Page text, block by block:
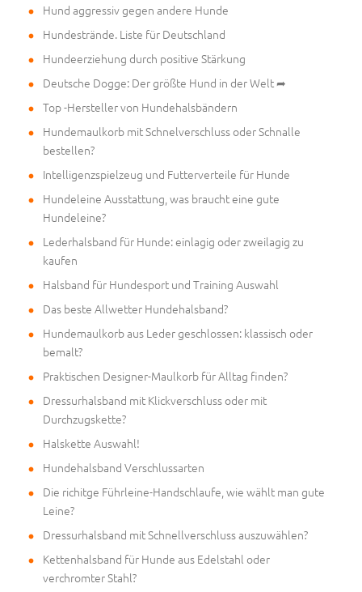
Hund aggressiv gegen andere Hunde
Hundestrände. Liste für Deutschland
Hundeerziehung durch positive Stärkung
Deutsche Dogge: Der größte Hund in der Welt ➦
Top -Hersteller von Hundehalsbändern
Hundemaulkorb mit Schnelverschluss oder Schnalle
bestellen?
Intelligenzspielzeug und Futterverteile für Hunde
Hundeleine Ausstattung, was braucht eine gute
Hundeleine?
Lederhalsband für Hunde: einlagig oder zweilagig zu
kaufen
Halsband für Hundesport und Training Auswahl
Das beste Allwetter Hundehalsband?
Hundemaulkorb aus Leder geschlossen: klassisch oder
bemalt?
Praktischen Designer-Maulkorb für Alltag finden?
Dressurhalsband mit Klickverschluss oder mit
Durchzugskette?
Halskette Auswahl!
Hundehalsband Verschlussarten
Die richitge Führleine-Handschlaufe, wie wählt man gute
Leine?
Dressurhalsband mit Schnellverschluss auszuwählen?
Kettenhalsband für Hunde aus Edelstahl oder
verchromter Stahl?